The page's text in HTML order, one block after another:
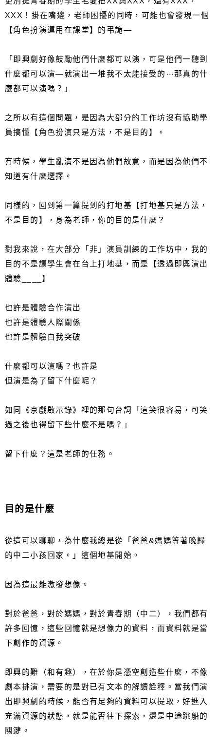
XXX！掛在嘴邊，老師困擾的同時，可能也會發現一個
【角色扮演運用在課堂】的弔詭—
「即興劇好像鼓勵他們什麼都可以演，可是他們一聽到
什麼都可以演—就演出一堆我不太能接受的⋯那真的什
麼都可以演嗎？」
之所以有這個問題，是因為大部分的工作坊沒有協助學
員搞懂【角色扮演只是方法，不是目的】。
有時候，學生亂演不是因為他們故意，而是因為他們不
知道有什麼選擇。
同樣的，回到第一篇提到的打地基【打地基只是方法，
不是目的】，身為老師，你的目的是什麼？
對我來說，在大部分「非」演員訓練的工作坊中，我的
目的不是讓學生會在台上打地基，而是【透過即興演出
體驗____】
也許是體驗合作演出
也許是體驗人際關係
也許是體驗自我突破
什麼都可以演嗎？也許是
但演是為了留下什麼呢？
如同《京戲啟示錄》裡的那句台詞「這笑很容易，可笑
過之後也得留下些什麼不是嗎？」
留下什麼？這是老師的任務。
目的是什麼
從這可以聊聊，為什麼我總是從「爸爸&媽媽等著晚歸
的中二小孩回家。」這個地基開始。
因為這最能激發想像。
對於爸爸，對於媽媽，對於青春期（中二），我們都有
許多回憶，這些回憶就是想像力的資料，而資料就是當
下創作的資源。
即興的難（和有趣），在於你是憑空創造些什麼，不像
劇本排演，需要的是對已有文本的解讀詮釋。當我們演
出即興劇的時候，能否有足夠的資料可以提取，好進入
充滿資源的狀態，就是能否往下探索，還是中途跳船的
關鍵。